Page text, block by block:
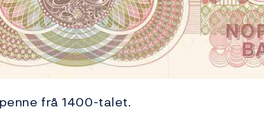
frå 1400-talet.